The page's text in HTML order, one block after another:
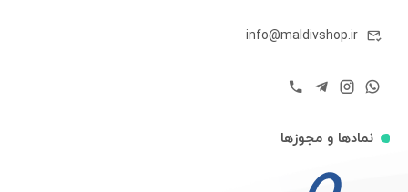
info@maldivshop.ir
نمادها و مجوزها